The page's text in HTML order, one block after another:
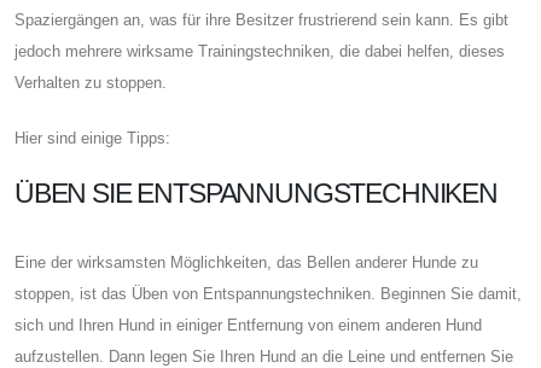
Spaziergängen an, was für ihre Besitzer frustrierend sein kann. Es gibt
jedoch mehrere wirksame Trainingstechniken, die dabei helfen, dieses
Verhalten zu stoppen.
Hier sind einige Tipps:
ÜBEN SIE ENTSPANNUNGSTECHNIKEN
Eine der wirksamsten Möglichkeiten, das Bellen anderer Hunde zu
stoppen, ist das Üben von Entspannungstechniken. Beginnen Sie damit,
sich und Ihren Hund in einiger Entfernung von einem anderen Hund
aufzustellen. Dann legen Sie Ihren Hund an die Leine und entfernen Sie